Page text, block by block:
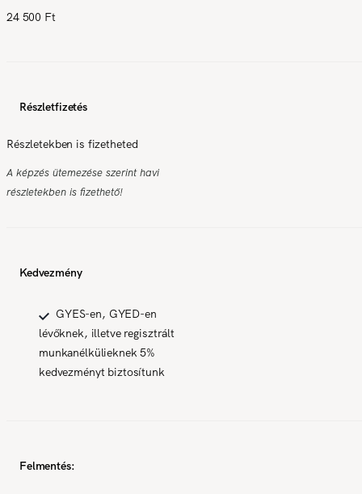
24 500 Ft
Részletfizetés
Részletekben is fizetheted
A képzés ütemezése szerint havi
részletekben is fizethető!
Kedvezmény
GYES-en, GYED-en
lévőknek, illetve regisztrált
munkanélkülieknek 5%
kedvezményt biztosítunk
Felmentés: